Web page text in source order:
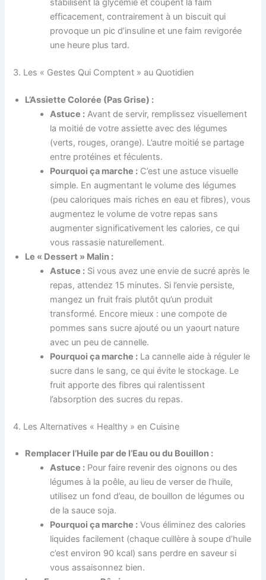
stabilisent la glycémie et coupent la faim
efficacement, contrairement à un biscuit qui
provoque un pic d’insuline et une faim revigorée
une heure plus tard.
3. Les « Gestes Qui Comptent » au Quotidien
L’Assiette Colorée (Pas Grise) :
Astuce : Avant de servir, remplissez visuellement
la moitié de votre assiette avec des légumes
(verts, rouges, orange). L’autre moitié se partage
entre protéines et féculents.
Pourquoi ça marche : C’est une astuce visuelle
simple. En augmentant le volume des légumes
(peu caloriques mais riches en eau et fibres), vous
augmentez le volume de votre repas sans
augmenter significativement les calories, ce qui
vous rassasie naturellement.
Le « Dessert » Malin :
Astuce : Si vous avez une envie de sucré après le
repas, attendez 15 minutes. Si l’envie persiste,
mangez un fruit frais plutôt qu’un produit
transformé. Encore mieux : une compote de
pommes sans sucre ajouté ou un yaourt nature
avec un peu de cannelle.
Pourquoi ça marche : La cannelle aide à réguler le
sucre dans le sang, ce qui évite le stockage. Le
fruit apporte des fibres qui ralentissent
l’absorption des sucres du repas.
4. Les Alternatives « Healthy » en Cuisine
Remplacer l’Huile par de l’Eau ou du Bouillon :
Astuce : Pour faire revenir des oignons ou des
légumes à la poêle, au lieu de verser de l’huile,
utilisez un fond d’eau, de bouillon de légumes ou
de la sauce soja.
Pourquoi ça marche : Vous éliminez des calories
liquides facilement (chaque cuillère à soupe d’huile
c’est environ 90 kcal) sans perdre en saveur si
vous assaisonnez bien.